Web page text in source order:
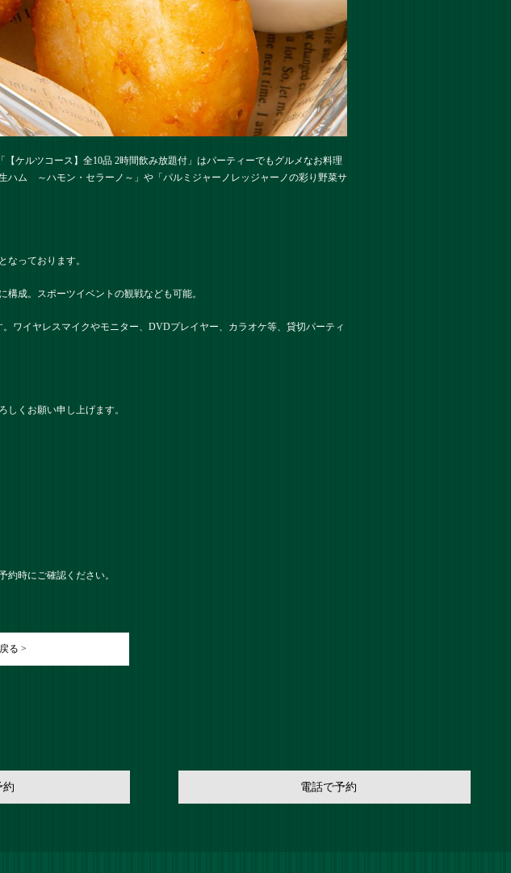
ケルツコース】全10品 2時間飲み放題付」はパーティーでもグルメなお料理
ハム ～ハモン・セラーノ～」や「パルミジャーノレッジャーノの彩り野菜サ
っております。
成。スポーツイベントの観戦なども可能。
ワイヤレスマイクやモニター、DVDプレイヤー、カラオケ等、貸切パーティ
くお願い申し上げます。
時にご確認ください。
る >
約 電話で予約